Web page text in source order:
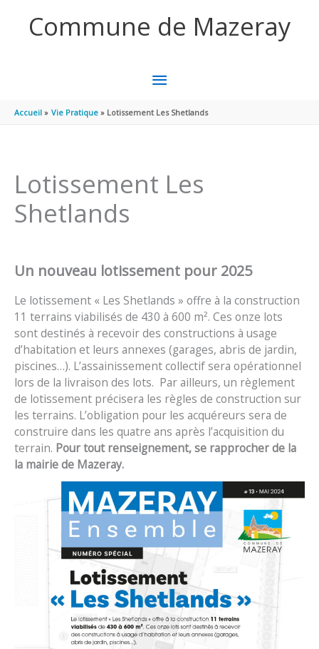
Commune de Mazeray
MENU
PRINCIPAL
Accueil Vie Pratique Lotissement Les Shetlands
Lotissement Les
Shetlands
Un nouveau lotissement pour 2025
Le lotissement « Les Shetlands » offre à la construction
11 terrains viabilisés de 430 à 600 m². Ces onze lots
sont destinés à recevoir des constructions à usage
d’habitation et leurs annexes (garages, abris de jardin,
piscines…). L’assainissement collectif sera opérationnel
lors de la livraison des lots. Par ailleurs, un règlement
de lotissement précisera les règles de construction sur
les terrains. L’obligation pour les acquéreurs sera de
construire dans les quatre ans après l’acquisition du
terrain. Pour tout renseignement, se rapprocher de la
la mairie de Mazeray.